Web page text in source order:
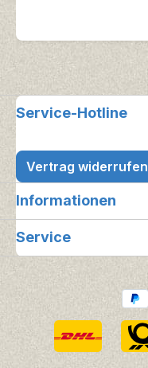
Service-Hotline
Vertrag widerrufen
Informationen
Service